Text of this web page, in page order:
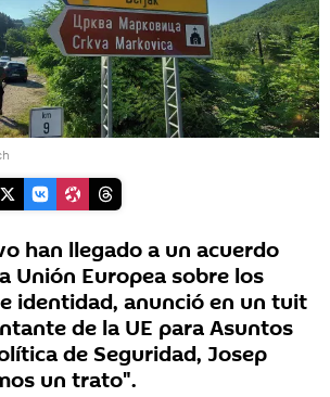
han llegado a un acuerdo
Unión Europea sobre los
identidad, anunció en un tuit
de la UE para Asuntos
de Seguridad, Josep
un trato".